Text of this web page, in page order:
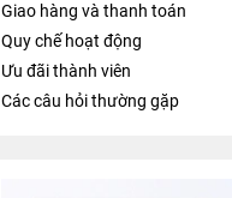
Giao hàng và thanh toán
Quy chế hoạt động
Ưu đãi thành viên
Các câu hỏi thường gặp